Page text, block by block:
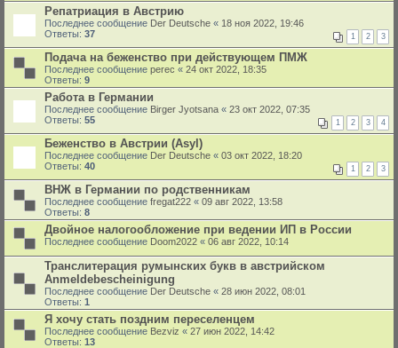
Репатриация в Австрию
Последнее сообщение Der Deutsche « 18 ноя 2022, 19:46
Ответы: 37 1 2 3
Подача на беженство при действующем ПМЖ
Последнее сообщение perec « 24 окт 2022, 18:35
Ответы: 9
Работа в Германии
Последнее сообщение Birger Jyotsana « 23 окт 2022, 07:35
Ответы: 55 1 2 3 4
Беженство в Австрии (Asyl)
Последнее сообщение Der Deutsche « 03 окт 2022, 18:20
Ответы: 40 1 2 3
ВНЖ в Германии по родственникам
Последнее сообщение fregat222 « 09 авг 2022, 13:58
Ответы: 8
Двойное налогообложение при ведении ИП в России
Последнее сообщение Doom2022 « 06 авг 2022, 10:14
Транслитерация румынских букв в австрийском
Anmeldebescheinigung
Последнее сообщение Der Deutsche « 28 июн 2022, 08:01
Ответы: 1
Я хочу стать поздним переселенцем
Последнее сообщение Bezviz « 27 июн 2022, 14:42
Ответы: 13